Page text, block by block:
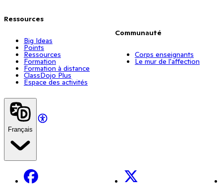
Ressources
Big Ideas
Points
Ressources
Formation
Formation à distance
ClassDojo Plus
Espace des activités
Communauté
Corps enseignants
Le mur de l'affection
Français
Facebook X